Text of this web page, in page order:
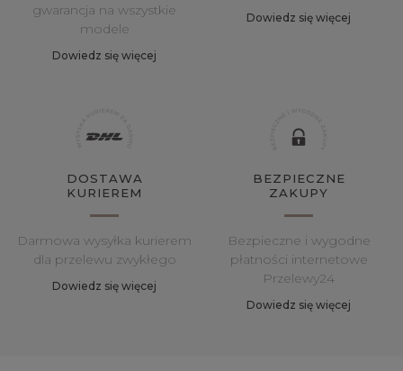
gwarancja na wszystkie
modele
Dowiedz się więcej
Dowiedz się więcej
DOSTAWA
KURIEREM
Darmowa wysyłka kurierem
dla przelewu zwykłego
Dowiedz się więcej
BEZPIECZNE
ZAKUPY
Bezpieczne i wygodne
płatności internetowe
Przelewy24
Dowiedz się więcej